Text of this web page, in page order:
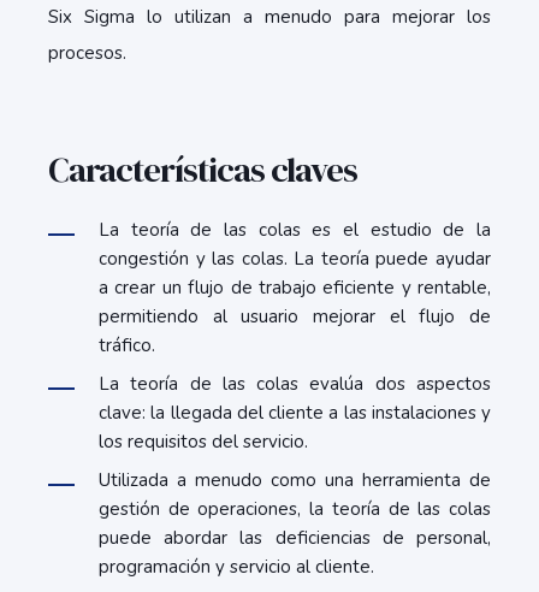
Six Sigma lo utilizan a menudo para mejorar los
procesos.
Características claves
La teoría de las colas es el estudio de la
congestión y las colas. La teoría puede ayudar
a crear un flujo de trabajo eficiente y rentable,
permitiendo al usuario mejorar el flujo de
tráfico.
La teoría de las colas evalúa dos aspectos
clave: la llegada del cliente a las instalaciones y
los requisitos del servicio.
Utilizada a menudo como una herramienta de
gestión de operaciones, la teoría de las colas
puede abordar las deficiencias de personal,
programación y servicio al cliente.